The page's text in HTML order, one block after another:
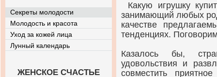
Какую игрушку
занимающий любых
качестве
тенденциях.
Казалось бы,
удовольствия и
совместить
Секреты молодости
Молодость и красота
Уход за кожей лица
Лунный календарь
ЖЕНСКОЕ СЧАСТЬЕ